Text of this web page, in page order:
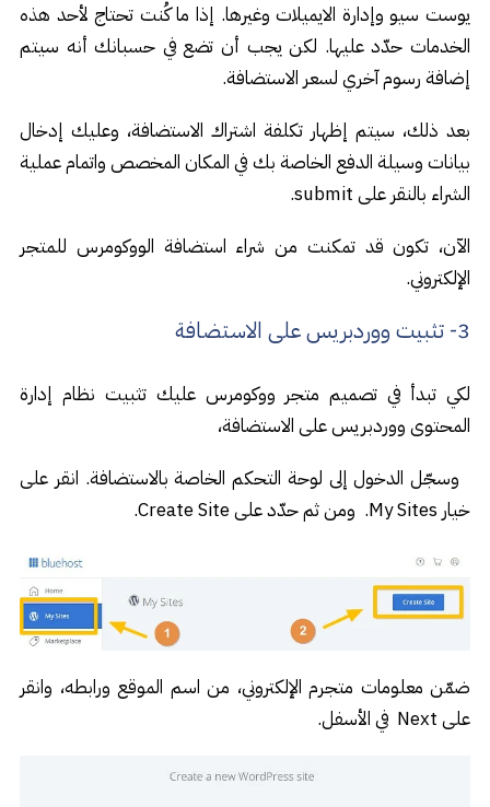
يوست سيو وإدارة الايميلات وغيرها. إذا ما كُنت تحتاج لأحد هذه
الخدمات حدّد عليها. لكن يجب أن تضع في حسبانك أنه سيتم
إضافة رسوم آخري لسعر الاستضافة.
بعد ذلك، سيتم إظهار تكلفة اشتراك الاستضافة، وعليك إدخال
بيانات وسيلة الدفع الخاصة بك في المكان المخصص واتمام عملية
الشراء بالنقر على submit.
الآن، تكون قد تمكنت من شراء استضافة الووكومرس للمتجر
الإلكتروني.
3- تثبيت ووردبريس على الاستضافة
لكي تبدأ في تصميم متجر ووكومرس عليك تثبيت نظام إدارة
المحتوى ووردبريس على الاستضافة،
وسجّل الدخول إلى لوحة التحكم الخاصة بالاستضافة. انقر على
خيار My Sites. ومن ثم حدّد على Create Site.
ضمّن معلومات متجرم الإلكتروني، من اسم الموقع ورابطه، وانقر
على Next في الأسفل.